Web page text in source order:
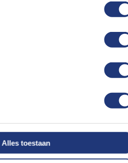
Alles toestaan
Voeg
Red Pirate ballonnen 8
stuks